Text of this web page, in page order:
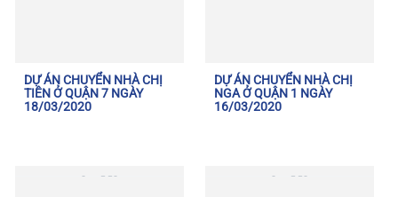
DỰ ÁN CHUYỂN NHÀ CHỊ
TIÊN Ở QUẬN 7 NGÀY
18/03/2020
DỰ ÁN CHUYỂN NHÀ CHỊ
NGA Ở QUẬN 1 NGÀY
16/03/2020